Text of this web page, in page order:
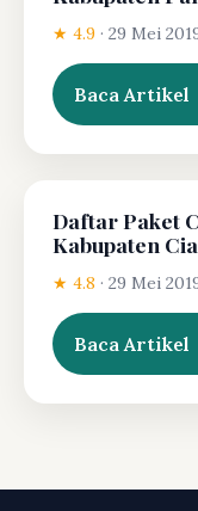
★ 4.9 · 29 Mei
Baca Artikel
Daftar Paket
Kabupaten
★ 4.8 · 29 Mei
Baca Artikel